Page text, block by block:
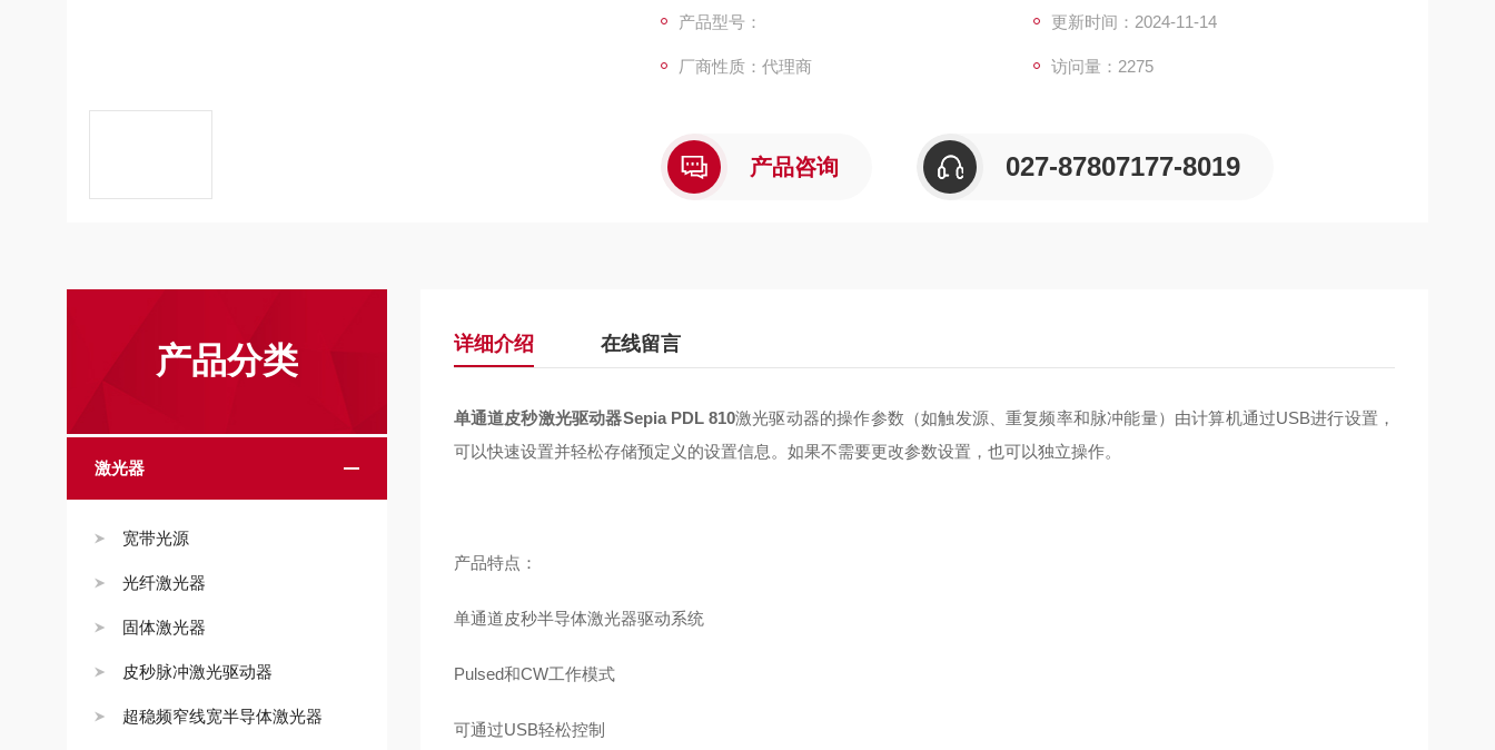
产品型号：
更新时间：2024-11-14
厂商性质：代理商 访问量：2275
产品咨询 027-87807177-8019
产品分类
激光器
宽带光源
光纤激光器
固体激光器
皮秒脉冲激光驱动器
超稳频窄线宽半导体激光器
详细介绍 在线留言
单通道皮秒激光驱动器Sepia PDL 810激光驱动器的操作参数（如触发源、重复频率和脉冲能量）由计算机通过USB进行设置，
可以快速设置并轻松存储预定义的设置信息。如果不需要更改参数设置，也可以独立操作。
产品特点：
单通道皮秒半导体激光器驱动系统
Pulsed和CW工作模式
可通过USB轻松控制